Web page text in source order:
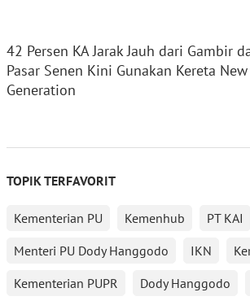
42 Persen KA Jarak Jauh dari Gambir
Pasar Senen Kini Gunakan Kereta New
Generation
TOPIK TERFAVORIT
Kementerian PU Kemenhub PT KAI
Menteri PU Dody Hanggodo
IKN
Kementerian PUPR
Dody Hanggodo